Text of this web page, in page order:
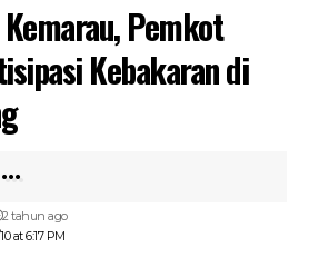
Pemkot
Kebakaran di
at 6:17 PM
2 tahun ago